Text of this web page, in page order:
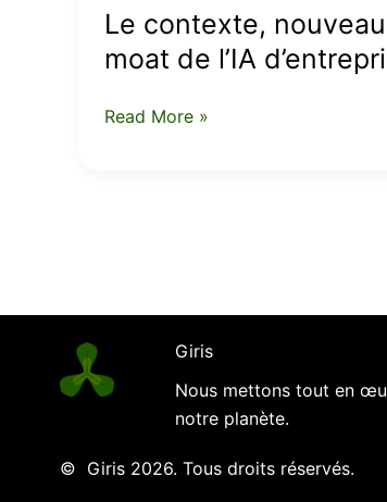
Le contexte, nouveau
moat de l’IA
l’IA
d’entreprise
Read More »
Giris
Nous mettons tout en
notre planète.
© Giris 2026. Tous droits réservés.